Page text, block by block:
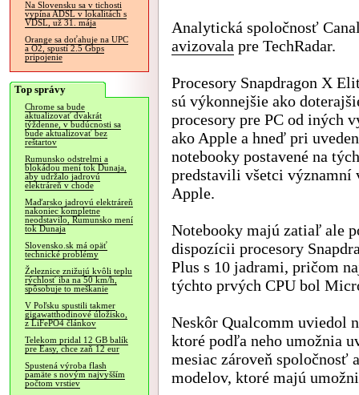
Na Slovensku sa v tichosti
vypína ADSL v lokalitách s
VDSL, už 31. mája
Orange sa doťahuje na UPC
a O2, spustí 2.5 Gbps
pripojenie
Top správy
Chrome sa bude
aktualizovať dvakrát
týždenne, v budúcnosti sa
bude aktualizovať bez
reštartov
Rumunsko odstrelmi a
blokádou mení tok Dunaja,
aby udržalo jadrovú
elektráreň v chode
Maďarsko jadrovú elektráreň
nakoniec kompletne
neodstavilo, Rumunsko mení
tok Dunaja
Slovensko.sk má opäť
technické problémy
Železnice znižujú kvôli teplu
rýchlosť iba na 50 km/h,
spôsobuje to meškanie
V Poľsku spustili takmer
gigawatthodinové úložisko,
z LiFePO4 článkov
Telekom pridal 12 GB balík
pre Easy, chce zaň 12 eur
Spustená výroba flash
pamäte s novým najvyšším
počtom vrstiev
Analytická spoločnosť
avizovala pre TechRadar.
Procesory Snapdragon X
sú výkonnejšie ako
procesory pre PC od iných
ako Apple a hneď pri
notebooky postavené na
predstavili všetci významní
Apple.
Notebooky majú zatiaľ ale
dispozícii procesory
Plus s 10 jadrami, pričom
týchto prvých CPU bol
Neskôr Qualcomm uviedol
ktoré podľa neho umožnia
mesiac zároveň spoločnosť
modelov, ktoré majú